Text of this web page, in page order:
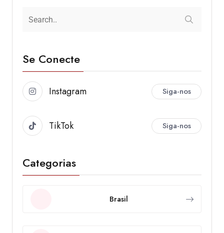
Se Conecte
Instagram Siga-nos
TikTok Siga-nos
Categorias
Brasil